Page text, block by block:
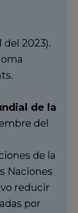
del 2023).
de la
del
de la
Naciones
reducir
por